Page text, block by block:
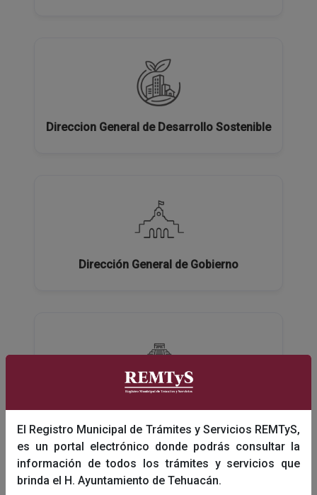
El Registro Municipal de Trámites y Servicios REMTyS,
es un portal electrónico donde podrás consultar la
información de todos los trámites y servicios que
brinda el H. Ayuntamiento de Tehuacán.
Direccion General de Desarrollo Sostenible
Dirección General de Gobierno